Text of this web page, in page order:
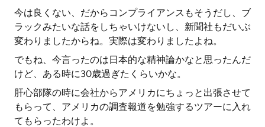
今は良くない、だからコンプライアンスもそうだし、ブ
ラックみたいな話をしちゃいけないし、新聞社もだいぶ
変わりましたからね。実際は変わりましたよね。
でもね、今言ったのは日本的な精神論かなと思ったんだ
けど、ある時に30歳過ぎたくらいかな。
肝心部隊の時に会社からアメリカにちょっと出張させて
もらって、アメリカの調査報道を勉強するツアーに入れ
てもらったわけよ。